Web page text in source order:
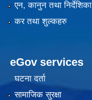
एन, कानुन तथा निर्देशिका
कर तथा शुल्कहरु
eGov services
घटना दर्ता
सामाजिक सुरक्षा